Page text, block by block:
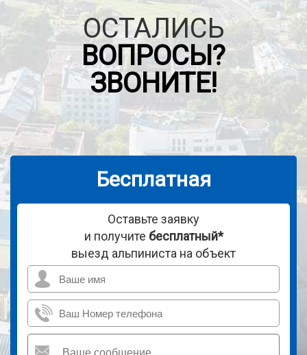
ОСТАЛИСЬ
ВОПРОСЫ?
ЗВОНИТЕ!
Бесплатная
консультация
Оставьте заявку
и получите бесплатный*
выезд альпиниста на объект